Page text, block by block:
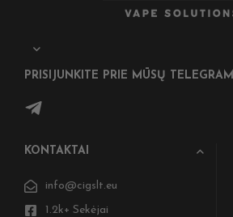
PRISIJUNKITE PRIE MŪSŲ TELEGRAM
KONTAKTAI
info@cigslt.eu
1.2k+ Sekėjai